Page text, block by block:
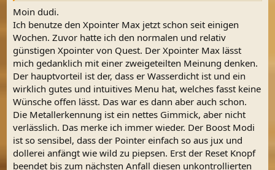
Moin dudi.
Ich benutze den Xpointer Max jetzt schon seit einigen
Wochen. Zuvor hatte ich den normalen und relativ
günstigen Xpointer von Quest. Der Xpointer Max lässt
mich gedanklich mit einer zweigeteilten Meinung denken.
Der hauptvorteil ist der, dass er Wasserdicht ist und ein
wirklich gutes und intuitives Menu hat, welches fasst keine
Wünsche offen lässt. Das war es dann aber auch schon.
Die Metallerkennung ist ein nettes Gimmick, aber nicht
verlässlich. Das merke ich immer wieder. Der Boost Modi
ist so sensibel, dass der Pointer einfach so aus jux und
dollerei anfängt wie wild zu piepsen. Erst der Reset Knopf
beendet bis zum nächsten Anfall diesen unkontrollierten